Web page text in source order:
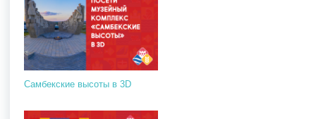
Самбекские высоты в 3D